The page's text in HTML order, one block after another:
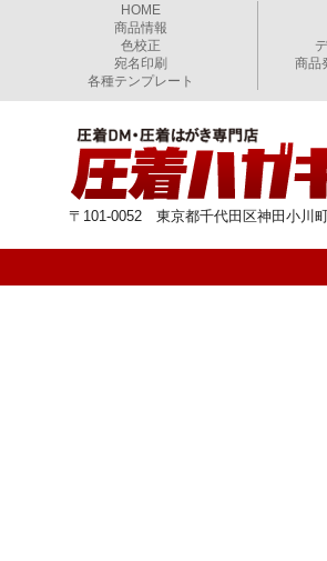
HOME
商品情報
色校正
宛名印刷
各種テンプレート
商品
〒101-0052 東京都千代田区神田小川